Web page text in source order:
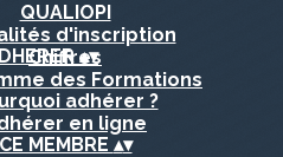
QUALIOPI
d'inscription
Chiffres
des Formations
▴▾
adhérer ?
en ligne
MEMBRE ▴▾